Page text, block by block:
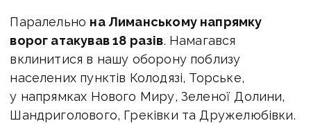
Паралельно на Лиманському напрямку
ворог атакував 18 разів. Намагався
вклинитися в нашу оборону поблизу
населених пунктів Колодязі, Торське,
у напрямках Нового Миру, Зеленої Долини,
Шандриголового, Греківки та Дружелюбівки.